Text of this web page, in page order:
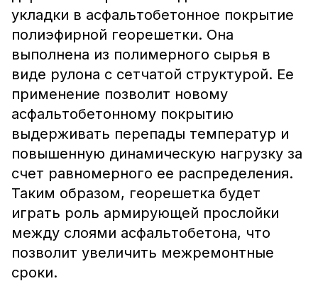
укладки в асфальтобетонное покрытие
полиэфирной георешетки. Она
выполнена из полимерного сырья в
виде рулона с сетчатой структурой. Ее
применение позволит новому
асфальтобетонному покрытию
выдерживать перепады температур и
повышенную динамическую нагрузку за
счет равномерного ее распределения.
Таким образом, георешетка будет
играть роль армирующей прослойки
между слоями асфальтобетона, что
позволит увеличить межремонтные
сроки.